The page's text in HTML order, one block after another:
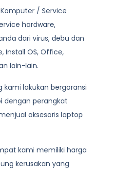
/ Service
hardware,
dari virus, debu dan
Install OS, Office,
lain-lain.
kami lakukan bergaransi
dengan perangkat
aksesoris laptop
kami memiliki harga
kerusakan yang